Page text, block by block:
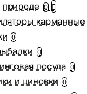
0
карманные
0
0
посуда 0
и циновки 0